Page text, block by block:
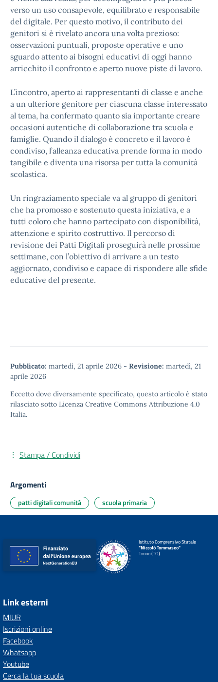
verso un uso consapevole, equilibrato e responsabile
del digitale. Per questo motivo, il contributo dei
genitori si è rivelato ancora una volta prezioso:
osservazioni puntuali, proposte operative e uno
sguardo attento ai bisogni educativi di oggi hanno
arricchito il confronto e aperto nuove piste di lavoro.
L’incontro, aperto ai rappresentanti di classe e anche
a un ulteriore genitore per ciascuna classe interessato
al tema, ha confermato quanto sia importante creare
occasioni autentiche di collaborazione tra scuola e
famiglie. Quando il dialogo è concreto e il lavoro è
condiviso, l’alleanza educativa prende forma in modo
tangibile e diventa una risorsa per tutta la comunità
scolastica.
Un ringraziamento speciale va al gruppo di genitori
che ha promosso e sostenuto questa iniziativa, e a
tutti coloro che hanno partecipato con disponibilità,
attenzione e spirito costruttivo. Il percorso di
revisione dei Patti Digitali proseguirà nelle prossime
settimane, con l’obiettivo di arrivare a un testo
aggiornato, condiviso e capace di rispondere alle sfide
educative del presente.
Pubblicato: martedì, 21 aprile 2026 - Revisione: martedì, 21
aprile 2026
Eccetto dove diversamente specificato, questo articolo è stato
rilasciato sotto Licenza Creative Commons Attribuzione 4.0
Italia.
Stampa / Condividi
Argomenti
patti digitali comunità scuola primaria
Istituto Comprensivo Statale
"Niccolò Tommaseo"
Torino (TO)
Link esterni
MIUR
Iscrizioni online
Facebook
Whatsapp
Youtube
Cerca la tua scuola